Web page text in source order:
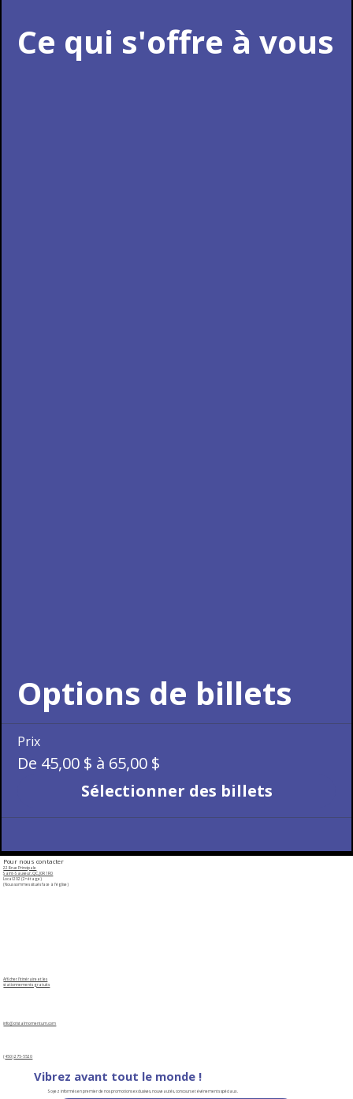
Ce qui s'offre à vous
Options de billets
Prix
De 45,00 $ à 65,00 $
Sélectionner des billets
Pour nous contacter
228 rue Principale
Saint-Sauveur, QC, J0R 1R0
Local ​202 (2ᵉ étage)​​
(Nous sommes situés face à l'église)
​​Afficher l'itinéraire et les
stationnements gratuits
info@cristalmomentum.com
(450)275-5520
Vibrez avant tout le monde !
Soyez informés en premier de nos promotions exclusives, nouveautés, concours et événements spéciaux.